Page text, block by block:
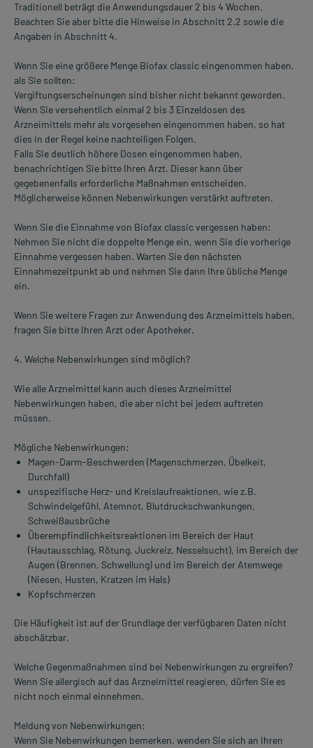
Traditionell beträgt die Anwendungsdauer 2 bis 4 Wochen.
Beachten Sie aber bitte die Hinweise in Abschnitt 2.2 sowie die
Angaben in Abschnitt 4.
Wenn Sie eine größere Menge Biofax classic eingenommen haben,
als Sie sollten:
Vergiftungserscheinungen sind bisher nicht bekannt geworden.
Wenn Sie versehentlich einmal 2 bis 3 Einzeldosen des
Arzneimittels mehr als vorgesehen eingenommen haben, so hat
dies in der Regel keine nachteiligen Folgen.
Falls Sie deutlich höhere Dosen eingenommen haben,
benachrichtigen Sie bitte Ihren Arzt. Dieser kann über
gegebenenfalls erforderliche Maßnahmen entscheiden.
Möglicherweise können Nebenwirkungen verstärkt auftreten.
Wenn Sie die Einnahme von Biofax classic vergessen haben:
Nehmen Sie nicht die doppelte Menge ein, wenn Sie die vorherige
Einnahme vergessen haben. Warten Sie den nächsten
Einnahmezeitpunkt ab und nehmen Sie dann Ihre übliche Menge
ein.
Wenn Sie weitere Fragen zur Anwendung des Arzneimittels haben,
fragen Sie bitte Ihren Arzt oder Apotheker.
4. Welche Nebenwirkungen sind möglich?
Wie alle Arzneimittel kann auch dieses Arzneimittel
Nebenwirkungen haben, die aber nicht bei jedem auftreten
müssen.
Mögliche Nebenwirkungen:
Magen-Darm-Beschwerden (Magenschmerzen, Übelkeit,
Durchfall)
unspezifische Herz- und Kreislaufreaktionen, wie z.B.
Schwindelgefühl, Atemnot, Blutdruckschwankungen,
Schweißausbrüche
Überempfindlichkeitsreaktionen im Bereich der Haut
(Hautausschlag, Rötung, Juckreiz, Nesselsucht), im Bereich der
Augen (Brennen, Schwellung) und im Bereich der Atemwege
(Niesen, Husten, Kratzen im Hals)
Kopfschmerzen
Die Häufigkeit ist auf der Grundlage der verfügbaren Daten nicht
abschätzbar.
Welche Gegenmaßnahmen sind bei Nebenwirkungen zu ergreifen?
Wenn Sie allergisch auf das Arzneimittel reagieren, dürfen Sie es
nicht noch einmal einnehmen.
Meldung von Nebenwirkungen:
Wenn Sie Nebenwirkungen bemerken, wenden Sie sich an Ihren